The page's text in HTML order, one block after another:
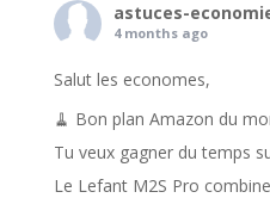
astuces-
4 months ago
Salut les economes,
🧹 Bon plan Amazon du
Tu veux gagner du temps
Le Lefant M2S Pro